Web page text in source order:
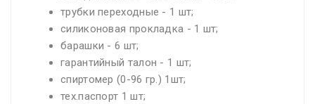
трубки переходные - 1 шт;
силиконовая прокладка - 1 шт;
барашки - 6 шт;
гарантийный талон - 1 шт;
спиртомер (0-96 гр.) 1шт;
тех.паспорт 1 шт;